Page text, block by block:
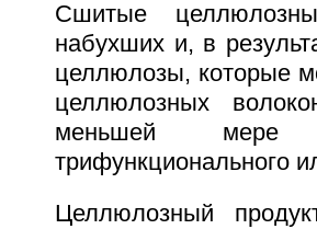
Сшитые
набухших и, в
целлюлозы, которые
целлюлозных
меньшей мере
трифункционального
Целлюлозный